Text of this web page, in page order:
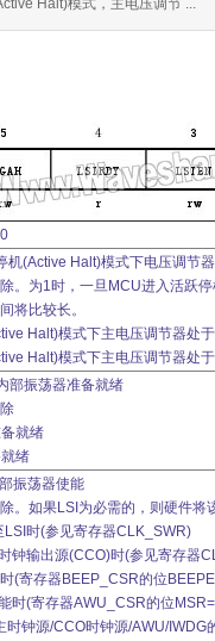
Halt)模式，主电压调节 ...
机(Active Halt)模式下电压调节
。为1时，一旦MCU进入活跃
将比较长。
Halt)模式下主电压调节器处
Halt)模式下主电压调节器处
部振荡器准备就绪
就绪
绪
振荡器使能
。如果LSI为必需的，则硬件将
LSI时(参见寄存器CLK_SWR)
钟输出源(CCO)时(参见寄存器
(寄存器BEEP_CSR的位
时(寄存器AWU_CSR的位
时钟源/CCO时钟源/AWU/IWDG